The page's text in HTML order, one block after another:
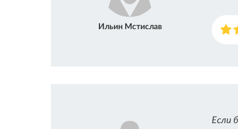
Ильин Мстислав
Если